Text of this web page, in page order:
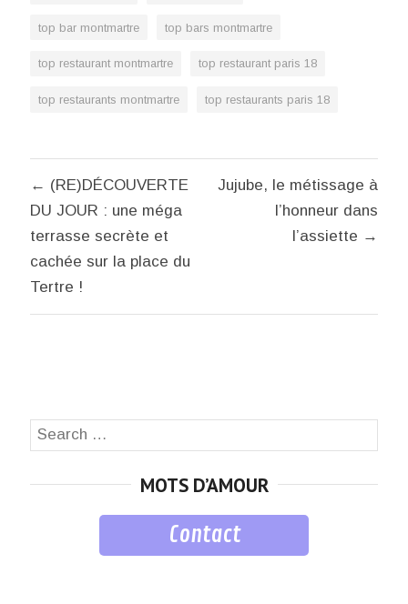
top bar montmartre top bars montmartre
top restaurant montmartre top restaurant paris 18
top restaurants montmartre top restaurants paris 18
Navigation
de
l’article
← (RE)DÉCOUVERTE
DU JOUR : une méga
terrasse secrète et
cachée sur la place du
Tertre !
Jujube, le métissage à
l’honneur dans
l’assiette →
Search
MOTS D’AMOUR
Contact